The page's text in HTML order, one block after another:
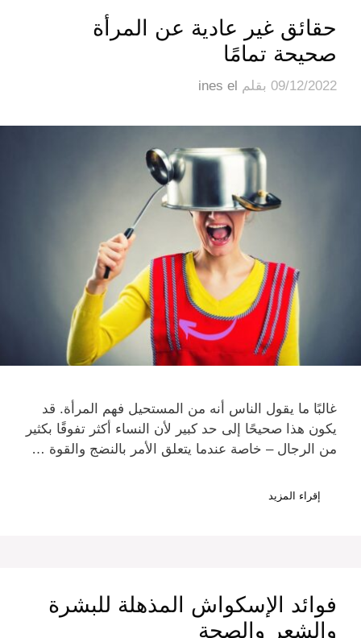
حقائق غير عادية عن المرأة
صحيحة تمامًا
09/12/2022 بقلم ines el
غالبًا ما يقول الناس أنه من المستحيل فهم المرأة. قد
يكون هذا صحيحًا إلى حد كبير لأن النساء أكثر تفوقًا بكثير
من الرجال – خاصة عندما يتعلق الأمر بالنضج والقوة …
إقراء المزيد
فوائد الإسكواش المذهلة للبشرة
والشعر والصحة